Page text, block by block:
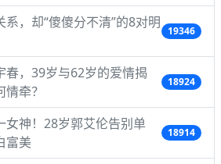
，却“傻傻分不清”的8对明
19346
春，39岁与62岁的爱情揭
牵？
18924
女神！28岁郭艾伦告别单
富美
18914